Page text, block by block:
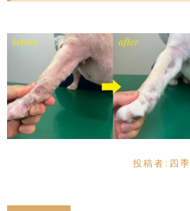
投稿者: 四